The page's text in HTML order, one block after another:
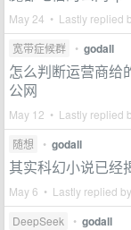
May 24 • Lastly replied
宽带症候群 • godall
怎么判断运营商给
公网
May 12 • Lastly replied
随想 • godall
其实科幻小说已经
May 6 • Lastly replied by
DeepSeek • godall